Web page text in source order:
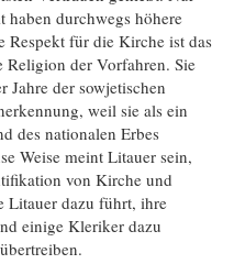
haben durchwegs höhere
Respekt für die Kirche ist das
Religion der Vorfahren. Sie
der sowjetischen
weil sie als ein
des nationalen Erbes
Weise meint Litauer sein,
von Kirche und
Litauer dazu führt, ihre
einige Kleriker dazu